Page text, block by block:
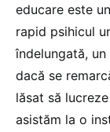
educare este
rapid psihicul
îndelungată,
dacă se
lăsat să
asistăm la o